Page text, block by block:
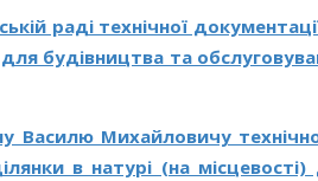
раді технічної
для будівництва та
Василю Михайловичу
в натурі (на